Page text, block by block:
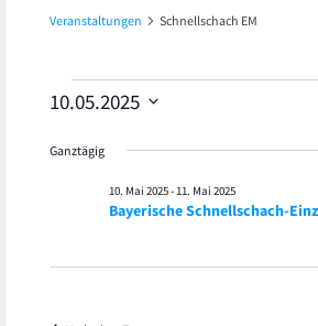
Veranstaltungen Schnellschach EM
Veranstaltungen
für
10.05.2025
wählen.
Ganztägig
Bayerische Schnellschach-
10. Mai 2025- 11. Mai 2025